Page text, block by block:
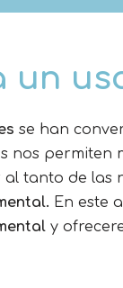
un
se han
nos permiten
tanto de las
En este
y